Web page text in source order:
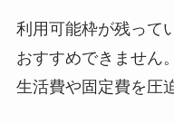
利用可能枠が残って
おすすめできません
生活費や固定費を圧